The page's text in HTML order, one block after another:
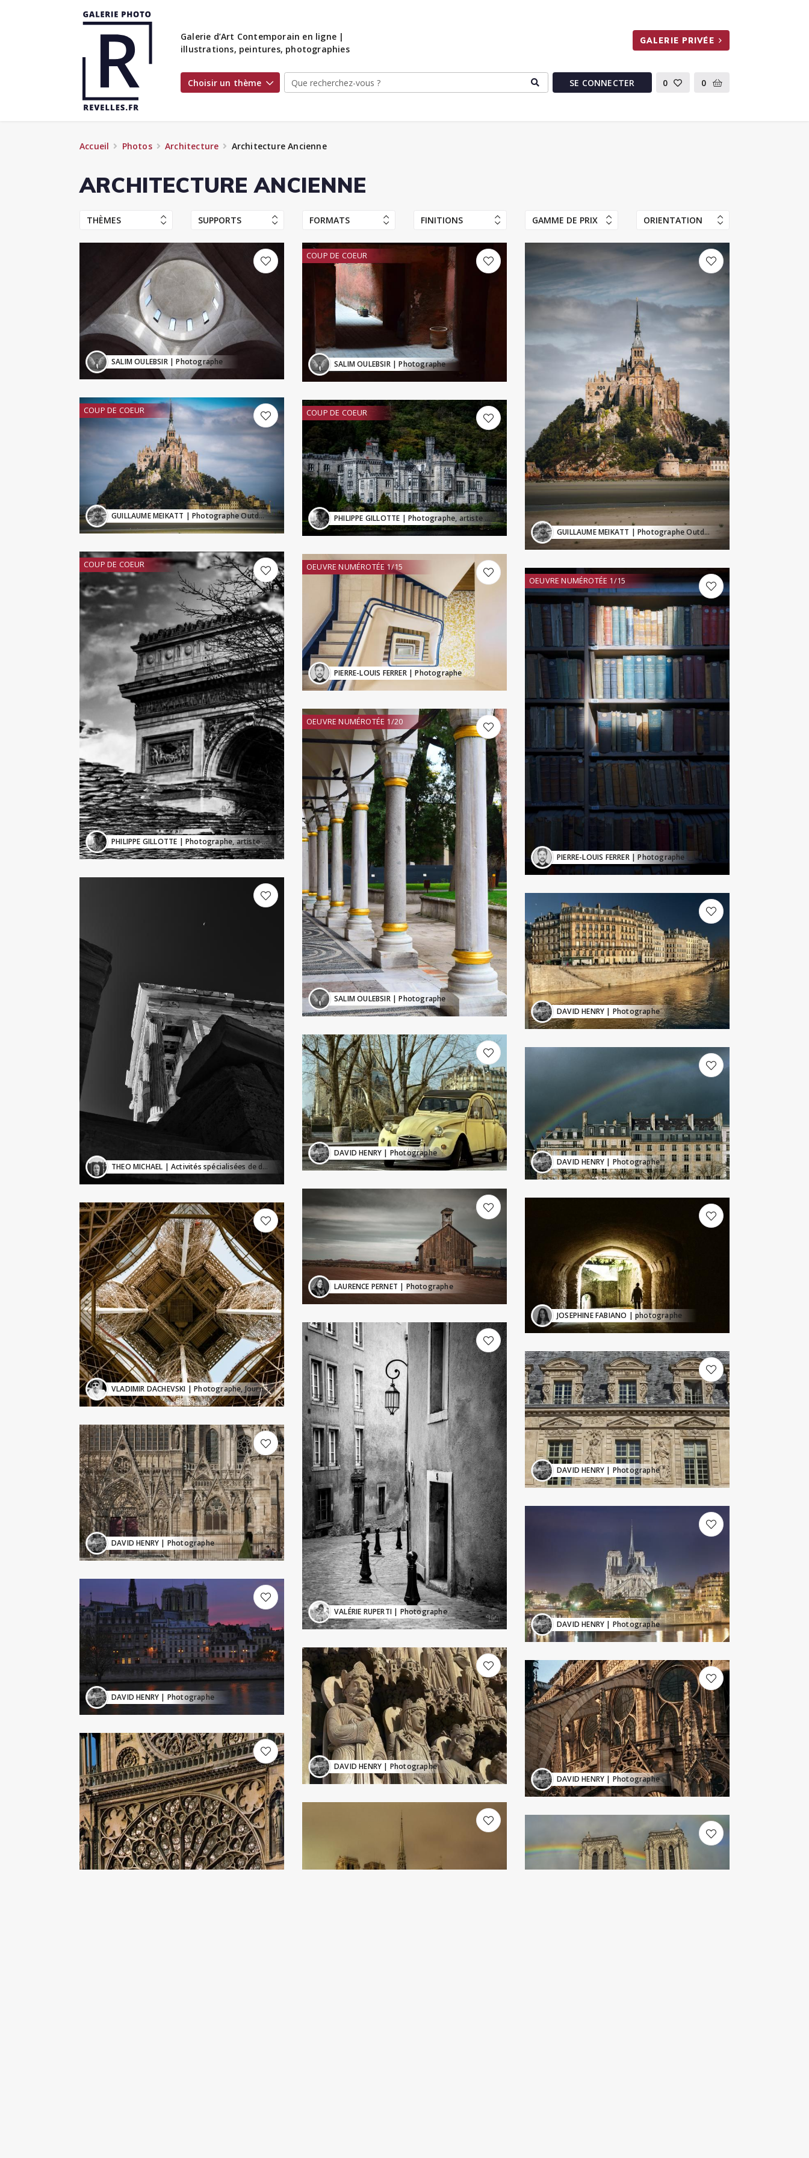
Galerie d’Art Contemporain en ligne |
illustrations, peintures, photographies
GALERIE PRIVÉE
Choisir un thème SE CONNECTER 0 0
Accueil Photos Architecture Architecture Ancienne
ARCHITECTURE ANCIENNE
THÈMES SUPPORTS FORMATS FINITIONS GAMME DE PRIX ORIENTATION
SALIM OULEBSIR| Photographe
COUP DE COEUR
GUILLAUME MEIKATT | Photographe Outdoor
COUP DE COEUR
PHILIPPE GILLOTTE | Photographe, artiste visuel
THEO MICHAEL | Activités spécialisées de design
VLADIMIR DACHEVSKI | Photographe, Journaliste
DAVID HENRY | Photographe
DAVID HENRY | Photographe
COUP DE COEUR
SALIM OULEBSIR| Photographe
COUP DE COEUR
PHILIPPE GILLOTTE | Photographe, artiste visuel
OEUVRE NUMÉROTÉE 1/15
PIERRE-LOUIS FERRER| Photographe
OEUVRE NUMÉROTÉE 1/20
SALIM OULEBSIR| Photographe
DAVID HENRY | Photographe
LAURENCE PERNET | Photographe
VALÉRIE RUPERTI | Photographe
DAVID HENRY | Photographe
GUILLAUME MEIKATT | Photographe Outdoor
OEUVRE NUMÉROTÉE 1/15
PIERRE-LOUIS FERRER| Photographe
DAVID HENRY | Photographe
DAVID HENRY | Photographe
JOSEPHINE FABIANO | photographe
DAVID HENRY | Photographe
DAVID HENRY | Photographe
DAVID HENRY | Photographe